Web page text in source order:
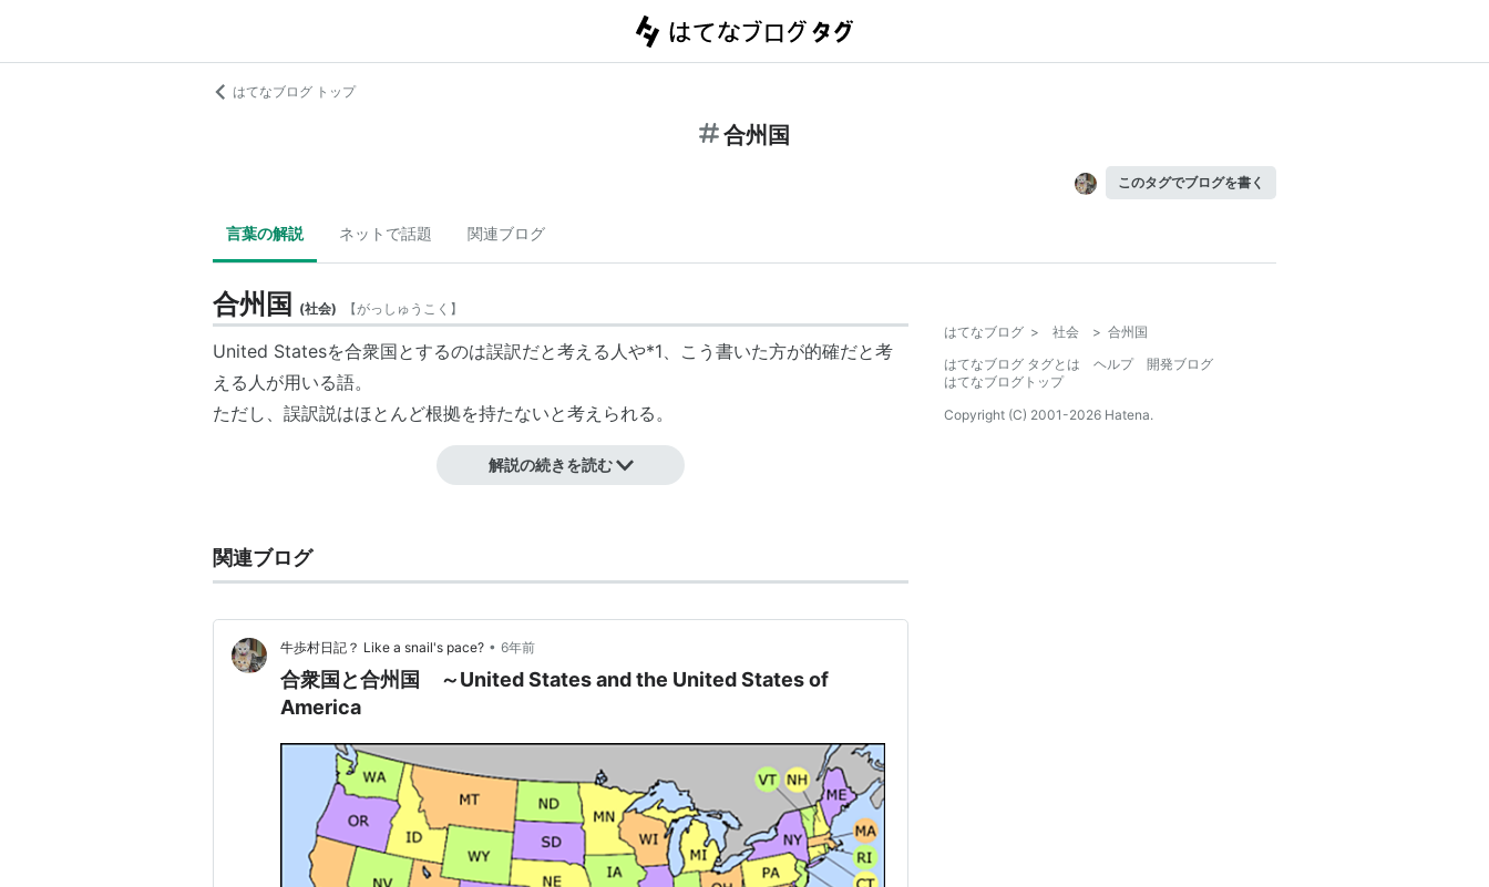
はてなブログ トップ
合州国
このタグでブログを書く
言葉の解説 ネットで話題 関連ブログ
合州国 (社会) 【がっしゅうこく 】
United Statesを合衆国とするのは誤訳だと考える人や*1、こう書いた方が的確だと考
える人が用いる語。
ただし、誤訳説はほとんど根拠を持たないと考えられる。
この語の知名度を上げた本多勝一の「アメリカ合州国」でも、著者本人が「ただ私とし
あるわけではなく、これはこの本のための個人的趣味に過ぎません」と断っており、さ
らに付録で広田栄太郎による
「合衆国」という語は中国出来のようです。後掲のように、中国語にもいろ
いろな訳語があったようですが「合衆国」もその一つです。直訳というより
は、合衆共治国（＝共和国）の略と考えられる意訳でしょう
という成立過程の調査報告が含まれている。
余談だが、アメリカ合衆国のモットーは「E pluribus unum」であり、確かに「衆を合
する」ではある*2。
解説の続きを読む
関連ブログ
牛歩村日記？ Like a snail's pace? • 6年前
合衆国と合州国 ～United States and the United States of
America
はてなブログ > 社会 > 合州国
はてなブログ タグとは
ヘルプ
開発ブログ
はてなブログトップ
Copyright (C) 2001-2026 Hatena.